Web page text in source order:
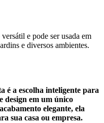
e pode ser usada em
e diversos ambientes.
é a escolha inteligente para
design em um único
elegante, ela
sua casa ou empresa.